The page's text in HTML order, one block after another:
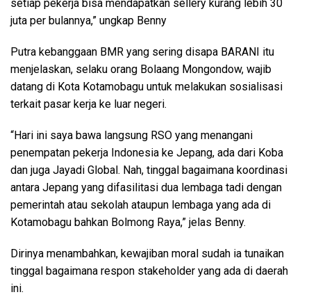
setiap pekerja bisa mendapatkan sellery kurang lebih 30
juta per bulannya,” ungkap Benny
Putra kebanggaan BMR yang sering disapa BARANI itu
menjelaskan, selaku orang Bolaang Mongondow, wajib
datang di Kota Kotamobagu untuk melakukan sosialisasi
terkait pasar kerja ke luar negeri.
“Hari ini saya bawa langsung RSO yang menangani
penempatan pekerja Indonesia ke Jepang, ada dari Koba
dan juga Jayadi Global. Nah, tinggal bagaimana koordinasi
antara Jepang yang difasilitasi dua lembaga tadi dengan
pemerintah atau sekolah ataupun lembaga yang ada di
Kotamobagu bahkan Bolmong Raya,” jelas Benny.
Dirinya menambahkan, kewajiban moral sudah ia tunaikan
tinggal bagaimana respon stakeholder yang ada di daerah
ini.